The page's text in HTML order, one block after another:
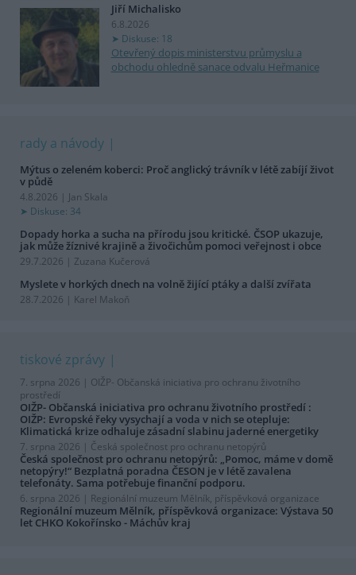
Jiří Michalisko
6.8.2026
Diskuse: 18
Otevřený dopis ministerstvu průmyslu a
obchodu ohledně sanace odvalu Heřmanice
rady a návody
Mýtus o zeleném koberci: Proč anglický trávník v létě zabíjí život
v půdě
4.8.2026 | Jan Skala
Diskuse: 34
Dopady horka a sucha na přírodu jsou kritické. ČSOP ukazuje,
jak může žíznivé krajině a živočichům pomoci veřejnost i obce
29.7.2026 | Zuzana Kučerová
Myslete v horkých dnech na volně žijící ptáky a další zvířata
28.7.2026 | Karel Makoň
tiskové zprávy
7. srpna 2026 | OIŽP- Občanská iniciativa pro ochranu životního
prostředí
OIŽP- Občanská iniciativa pro ochranu životního prostředí :
OIŽP: Evropské řeky vysychají a voda v nich se otepluje:
Klimatická krize odhaluje zásadní slabinu jaderné energetiky
7. srpna 2026 | Česká společnost pro ochranu netopýrů
Česká společnost pro ochranu netopýrů: „Pomoc, máme v domě
netopýry!“ Bezplatná poradna ČESON je v létě zavalena
telefonáty. Sama potřebuje finanční podporu.
6. srpna 2026 | Regionální muzeum Mělník, příspěvková organizace
Regionální muzeum Mělník, příspěvková organizace: Výstava 50
let CHKO Kokořínsko - Máchův kraj